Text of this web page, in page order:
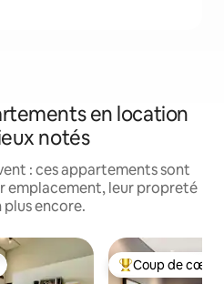
en location
notés
: ces appartements sont
emplacement, leur propreté
encore.
Coups de cœur
Coup de cœur